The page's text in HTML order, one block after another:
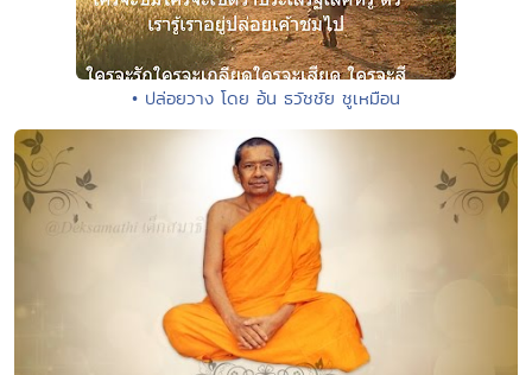
• ปล่อยวาง โดย อ้น ธวัชชัย ชูเหมือน